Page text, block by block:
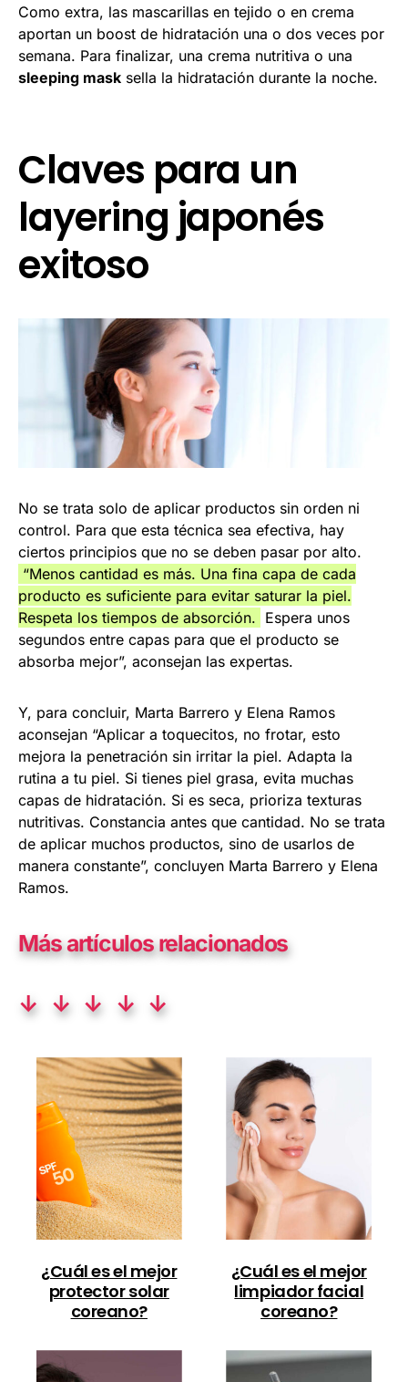
Como extra, las mascarillas en tejido o en crema
aportan un boost de hidratación una o dos veces por
semana. Para finalizar, una crema nutritiva o una
sleeping mask sella la hidratación durante la noche.
Claves para un
layering japonés
exitoso
No se trata solo de aplicar productos sin orden ni
control. Para que esta técnica sea efectiva, hay
ciertos principios que no se deben pasar por alto.
“Menos cantidad es más. Una fina capa de cada
producto es suficiente para evitar saturar la piel.
Respeta los tiempos de absorción. Espera unos
segundos entre capas para que el producto se
absorba mejor”, aconsejan las expertas.
Y, para concluir, Marta Barrero y Elena Ramos
aconsejan “Aplicar a toquecitos, no frotar, esto
mejora la penetración sin irritar la piel. Adapta la
rutina a tu piel. Si tienes piel grasa, evita muchas
capas de hidratación. Si es seca, prioriza texturas
nutritivas. Constancia antes que cantidad. No se trata
de aplicar muchos productos, sino de usarlos de
manera constante”, concluyen Marta Barrero y Elena
Ramos.
Más artículos relacionados
↓ ↓ ↓ ↓ ↓
¿Cuál es el mejor
protector solar
coreano?
¿Cuál es el mejor
limpiador facial
coreano?